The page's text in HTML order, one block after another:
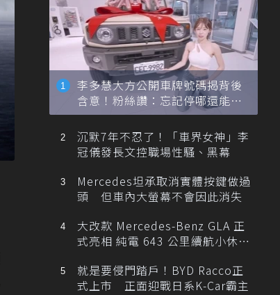
李多慧大方公開車牌號碼揭背後
含意！粉絲讚：忘記停哪還能幫
忙找車
沉默7年不忍了！「車界女神」李
冠儀發長文控職場性騷、黑幕
Mercedes坦承取消實體按鍵做過
頭 但車內大螢幕不會因此消失
大改款 Mercedes-Benz GLA 正
式亮相 純電 643 公里續航小休
就是要侵門踏戶！BYD Racco正
式上市 正面迎戰日系K-Car霸主